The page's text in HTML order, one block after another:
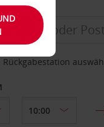
Rückgabestation